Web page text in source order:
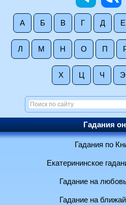
А Б В Г Д Е
Л М Н О П
Х Ц Ч Э
Гадания
Гадания по
Екатерининское
Гадание на
Гадание на